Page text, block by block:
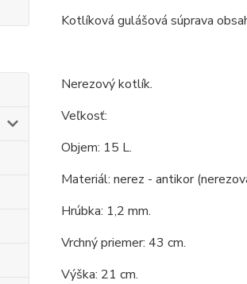
Kotlíková gulášová súprava
Nerezový kotlík.
Veľkosť:
Objem: 15 L.
Materiál: nerez - antikor
Hrúbka: 1,2 mm.
Vrchný priemer: 43 cm.
Výška: 21 cm.